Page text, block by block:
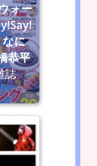
ォー
なに
恭平
誌